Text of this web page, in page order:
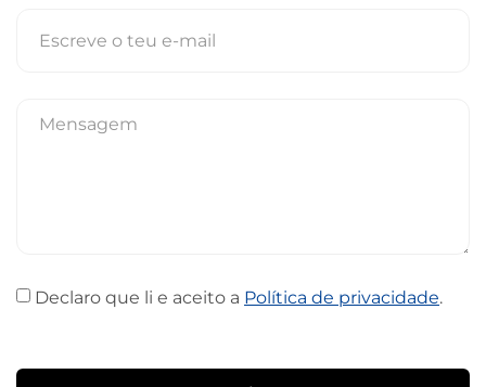
Declaro que li e aceito a Política de privacidade.